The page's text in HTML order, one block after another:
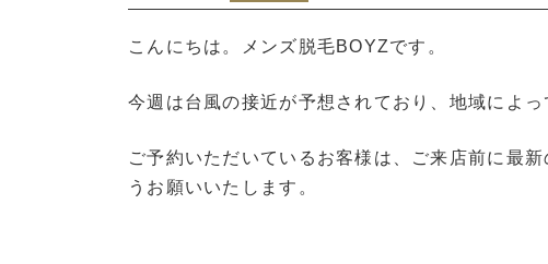
こんにちは。メンズ脱毛BOYZです。
今週は台風の接近が予想されており、地域によ
ご予約いただいているお客様は、ご来店前に最
うお願いいたします。